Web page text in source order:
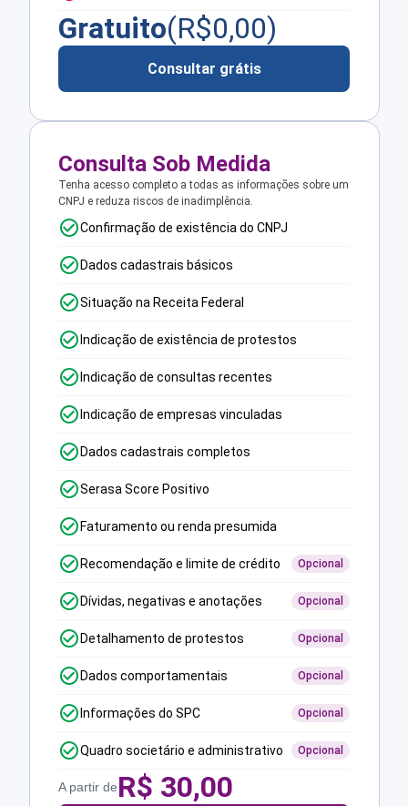
Gratuito(R$0,00)
Consultar grátis
Consulta Sob Medida
Tenha acesso completo a todas as informações sobre um
CNPJ e reduza riscos de inadimplência.
Confirmação de existência do CNPJ
Dados cadastrais básicos
Situação na Receita Federal
Indicação de existência de protestos
Indicação de consultas recentes
Indicação de empresas vinculadas
Dados cadastrais completos
Serasa Score Positivo
Faturamento ou renda presumida
Recomendação e limite de crédito Opcional
Dívidas, negativas e anotações Opcional
Detalhamento de protestos Opcional
Dados comportamentais Opcional
Informações do SPC Opcional
Quadro societário e administrativo Opcional
A partir deR$ 30,00